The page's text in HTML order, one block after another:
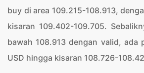
buy di area 109.215-108.913,
kisaran 109.402-109.705.
bawah 108.913 dengan valid, ada
USD hingga kisaran 108.726-